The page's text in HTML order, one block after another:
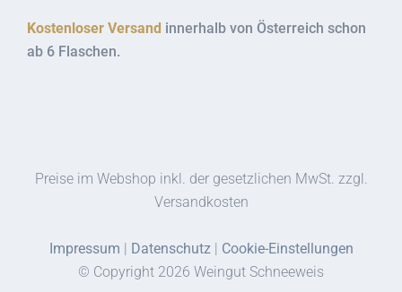
Kostenloser Versand innerhalb von Österreich schon
ab 6 Flaschen.
Preise im Webshop inkl. der gesetzlichen MwSt. zzgl.
Versandkosten
Impressum | Datenschutz| Cookie-Einstellungen
© Copyright 2026 Weingut Schneeweis